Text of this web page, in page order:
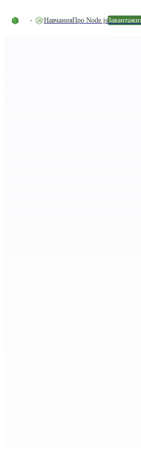
НавчанняПро Node.js